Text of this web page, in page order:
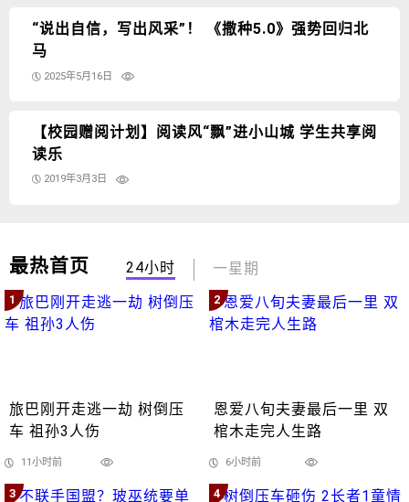
“说出自信，写出风采”！ 《撒种5.0》强势回归北
马
2025年5月16日
【校园赠阅计划】阅读风“飘”进小山城 学生共享阅
读乐
2019年3月3日
最热首页 24小时 一星期
1
旅巴刚开走逃一劫 树倒压
车 祖孙3人伤
11小时前
2
恩爱八旬夫妻最后一里 双
棺木走完人生路
6小时前
3 4